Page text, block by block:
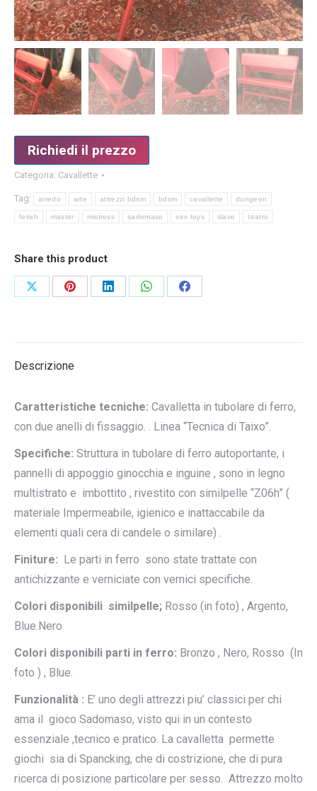
Richiedi il prezzo
Categoria: Cavallette
Tag: arredo arte attrezzi bdsm bdsm cavallette dungeon
fetish master mistress sadomaso sex toys slave teatro
Share this product
CondividiCondividiCondividiCondividiCondividi
Descrizione
Caratteristiche tecniche: Cavalletta in tubolare di ferro,
con due anelli di fissaggio. . Linea “Tecnica di Taixo”.
Specifiche: Struttura in tubolare di ferro autoportante, i
pannelli di appoggio ginocchia e inguine , sono in legno
multistrato e imbottito , rivestito con similpelle “Z06h” (
materiale Impermeabile, igienico e inattaccabile da
elementi quali cera di candele o similare) .
Finiture: Le parti in ferro sono state trattate con
antichizzante e verniciate con vernici specifiche.
Colori disponibili similpelle; Rosso (in foto) , Argento,
Blue.Nero
Colori disponibili parti in ferro: Bronzo , Nero, Rosso (In
foto ) , Blue.
Funzionalità : E’ uno degli attrezzi piu’ classici per chi
ama il gioco Sadomaso, visto qui in un contesto
essenziale ,tecnico e pratico. La cavalletta permette
giochi sia di Spancking, che di costrizione, che di pura
ricerca di posizione particolare per sesso. Attrezzo molto